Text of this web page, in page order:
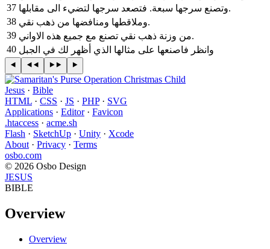
37
وتصنع سرجها سبعة. فتصعد سرجها لتضيء الى مقابلها.
38
وملاقطها ومنافضها من ذهب نقي.
39
من وزنة ذهب نقي تصنع مع جميع هذه الاواني.
40 وانظر فاصنعها على مثالها الذي أظهر لك في الجبل
Jesus · Bible
HTML · CSS · JS · PHP· SVG
Applications · Editor· Favicon
.htaccess · acme.sh
Flash · SketchUp · Unity · Xcode
About · Privacy · Terms
osbo.com
© 2026 Osbo Design
JESUS
BIBLE
Overview
Overview